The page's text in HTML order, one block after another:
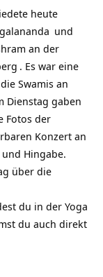
heute
und
an der
. Es war eine
Swamis an
Dienstag gaben
Fotos der
Konzert an
Hingabe.
über die
du in der Yoga
du auch direkt